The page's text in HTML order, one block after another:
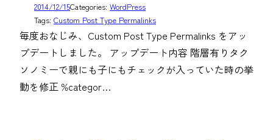
2014/12/15Categories: WordPress
Tags: Custom Post Type Permalinks
毎度おなじみ、Custom Post Type Permalinks をアッ
プデートしました。 アップデート内容 階層有りタク
ソノミーで親にも子にもチェックが入っていた時の挙
動を修正 %categor…